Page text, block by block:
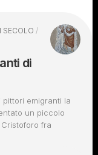
SECOLO /
di
emigranti la
un piccolo
fra